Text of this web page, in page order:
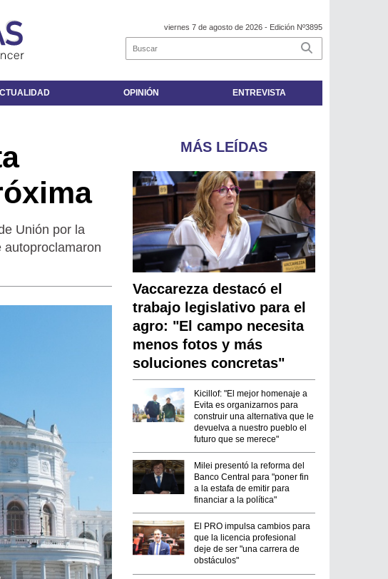
viernes 7 de agosto de 2026 - Edición Nº3895
OPINIÓN ENTREVISTA
Unión por la
autoproclamaron
MÁS LEÍDAS
Vaccarezza destacó el
trabajo legislativo para el
agro: "El campo necesita
menos fotos y más
soluciones concretas"
Kicillof: "El mejor homenaje a
Evita es organizarnos para
construir una alternativa que le
devuelva a nuestro pueblo el
futuro que se merece"
Milei presentó la reforma del
Banco Central para "poner fin
a la estafa de emitir para
financiar a la política"
El PRO impulsa cambios para
que la licencia profesional
deje de ser "una carrera de
obstáculos"